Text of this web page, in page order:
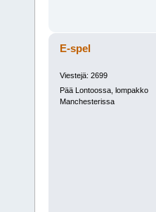
E-spel
Viestejä: 2699
Pää Lontoossa, lompakko
Manchesterissa